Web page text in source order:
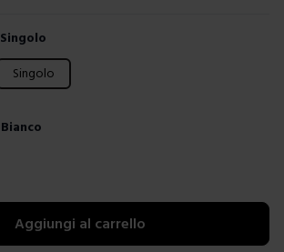
Singolo
Singolo
Bianco
Aggiungi al carrello